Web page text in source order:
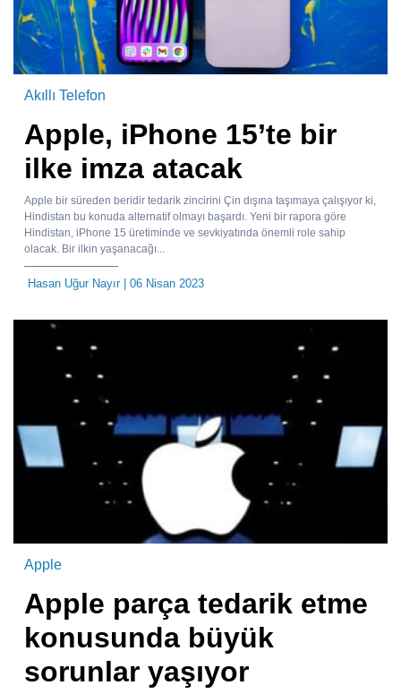
Akıllı Telefon
Apple, iPhone 15’te bir
ilke imza atacak
Apple bir süreden beridir tedarik zincirini Çin dışına taşımaya çalışıyor ki,
Hindistan bu konuda alternatif olmayı başardı. Yeni bir rapora göre
Hindistan, iPhone 15 üretiminde ve sevkiyatında önemli role sahip
olacak. Bir ilkin yaşanacağı...
Hasan Uğur Nayır| 06 Nisan 2023
Apple
Apple parça tedarik etme
konusunda büyük
sorunlar yaşıyor